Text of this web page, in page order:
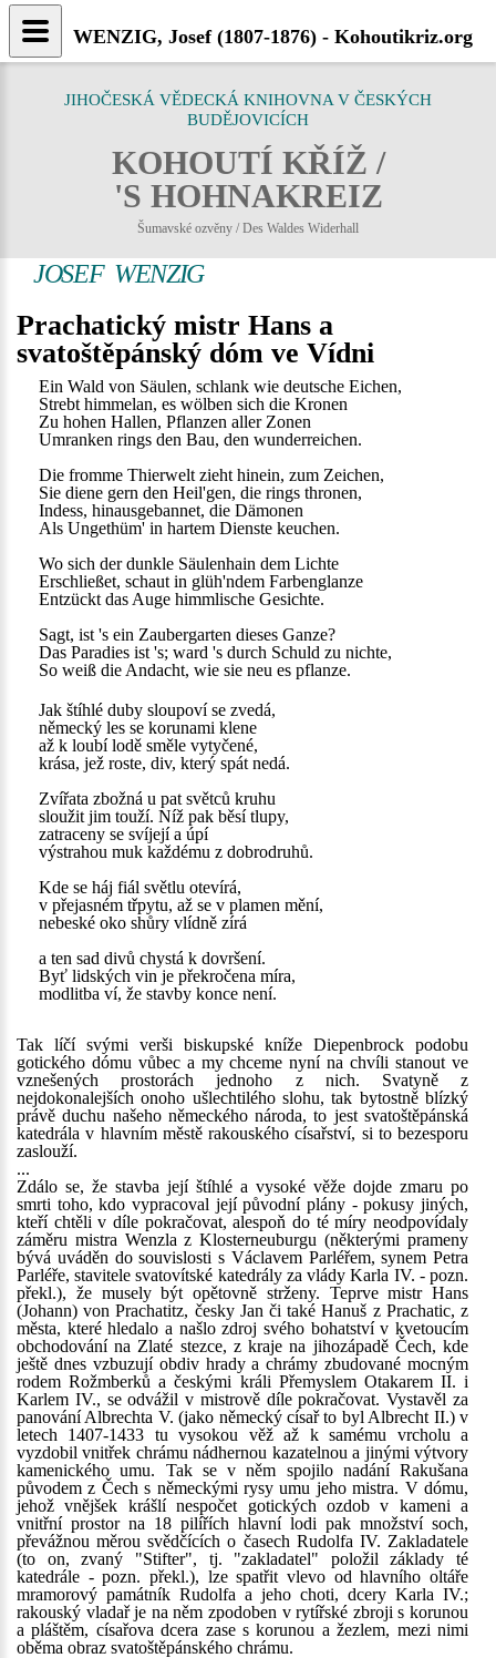
JIHOČESKÁ VĚDECKÁ KNIHOVNA V ČESKÝCH
BUDĚJOVICÍCH
KOHOUTÍ KŘÍŽ /
'S HOHNAKREIZ
Šumavské ozvěny / Des Waldes Widerhall
JOSEF WENZIG
Prachatický mistr Hans a
svatoštěpánský dóm ve Vídni
Ein Wald von Säulen, schlank wie deutsche Eichen,
Strebt himmelan, es wölben sich die Kronen
Zu hohen Hallen, Pflanzen aller Zonen
Umranken rings den Bau, den wunderreichen.
Die fromme Thierwelt zieht hinein, zum Zeichen,
Sie diene gern den Heil'gen, die rings thronen,
Indess, hinausgebannet, die Dämonen
Als Ungethüm' in hartem Dienste keuchen.
Wo sich der dunkle Säulenhain dem Lichte
Erschließet, schaut in glüh'ndem Farbenglanze
Entzückt das Auge himmlische Gesichte.
Sagt, ist 's ein Zaubergarten dieses Ganze?
Das Paradies ist 's; ward 's durch Schuld zu nichte,
So weiß die Andacht, wie sie neu es pflanze.
Jak štíhlé duby sloupoví se zvedá,
německý les se korunami klene
až k loubí lodě směle vytyčené,
krása, jež roste, div, který spát nedá.
Zvířata zbožná u pat světců kruhu
sloužit jim touží. Níž pak běsí tlupy,
zatraceny se svíjejí a úpí
výstrahou muk každému z dobrodruhů.
Kde se háj fiál světlu otevírá,
v přejasném třpytu, až se v plamen mění,
nebeské oko shůry vlídně zírá
a ten sad divů chystá k dovršení.
Byť lidských vin je překročena míra,
modlitba ví, že stavby konce není.
Tak líčí svými verši biskupské kníže Diepenbrock podobu
gotického dómu vůbec a my chceme nyní na chvíli stanout ve
vznešených prostorách jednoho z nich. Svatyně z
nejdokonalejších onoho ušlechtilého slohu, tak bytostně blízký
právě duchu našeho německého národa, to jest svatoštěpánská
katedrála v hlavním městě rakouského císařství, si to bezesporu
zaslouží.
...
Zdálo se, že stavba její štíhlé a vysoké věže dojde zmaru po
smrti toho, kdo vypracoval její původní plány - pokusy jiných,
kteří chtěli v díle pokračovat, alespoň do té míry neodpovídaly
záměru mistra Wenzla z Klosterneuburgu (některými prameny
bývá uváděn do souvislosti s Václavem Parléřem, synem Petra
Parléře, stavitele svatovítské katedrály za vlády Karla IV. - pozn.
překl.), že musely být opětovně strženy. Teprve mistr Hans
(Johann) von Prachatitz, česky Jan či také Hanuš z Prachatic, z
města, které hledalo a našlo zdroj svého bohatství v kvetoucím
obchodování na Zlaté stezce, z kraje na jihozápadě Čech, kde
ještě dnes vzbuzují obdiv hrady a chrámy zbudované mocným
rodem Rožmberků a českými králi Přemyslem Otakarem II. i
Karlem IV., se odvážil v mistrově díle pokračovat. Vystavěl za
panování Albrechta V. (jako německý císař to byl Albrecht II.) v
letech 1407-1433 tu vysokou věž až k samému vrcholu a
vyzdobil vnitřek chrámu nádhernou kazatelnou a jinými výtvory
kamenického umu. Tak se v něm spojilo nadání Rakušana
původem z Čech s německými rysy umu jeho mistra. V dómu,
jehož vnějšek krášlí nespočet gotických ozdob v kameni a
vnitřní prostor na 18 pilířích hlavní lodi pak množství soch,
převážnou měrou svědčících o časech Rudolfa IV. Zakladatele
(to on, zvaný "Stifter", tj. "zakladatel" položil základy té
katedrále - pozn. překl.), lze spatřit vlevo od hlavního oltáře
mramorový památník Rudolfa a jeho choti, dcery Karla IV.;
rakouský vladař je na něm zpodoben v rytířské zbroji s korunou
a pláštěm, císařova dcera zase s korunou a žezlem, mezi nimi
oběma obraz svatoštěpánského chrámu.
WENZIG, Josef (1807-1876) - Kohoutikriz.org